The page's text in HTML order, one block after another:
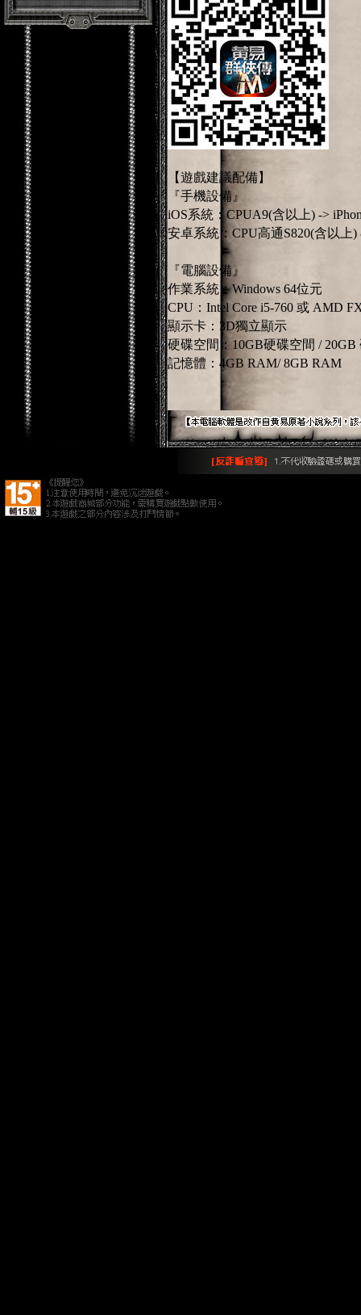
【遊戲建議配備】
『手機設備』
iOS系統：CPUA9(含以上) ->
安卓系統：CPU高通S820(含以上
『電腦設備』
作業系統：Windows 64位元
CPU：Intel Core i5-760 或 AMD
顯示卡：3D獨立顯示
硬碟空間：10GB硬碟空間 / 20GB
記憶體：4GB RAM/ 8GB RAM